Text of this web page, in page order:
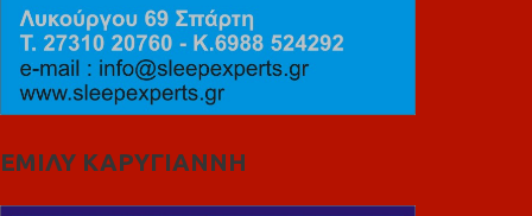
ΕΜΙΛΥ ΚΑΡΥΓΙΑΝΝΗ